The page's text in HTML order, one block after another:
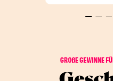
GROßE GEWINNE